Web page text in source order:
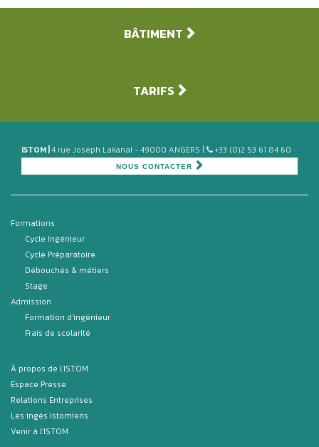
BÂTIMENT
TARIFS
ISTOM | 4 rue Joseph Lakanal - 49000 ANGERS | +33 (0)2 53 61 84 60
NOUS CONTACTER
Formations
Cycle Ingénieur
Cycle Préparatoire
Débouchés & métiers
Stage
Admission
Formation d'ingénieur
Frais de scolarité
À propos de l'ISTOM
Espace Presse
Relations Entreprises
Les ingés Istomiens
Venir à l'ISTOM